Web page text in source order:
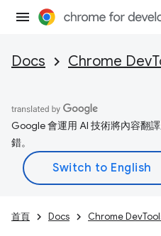
Docs Chrome
Google 會運用 AI 技術將內容翻
錯。
首頁 Docs Chrome